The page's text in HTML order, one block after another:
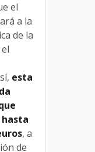
el
a la
de la
esta
, a
de